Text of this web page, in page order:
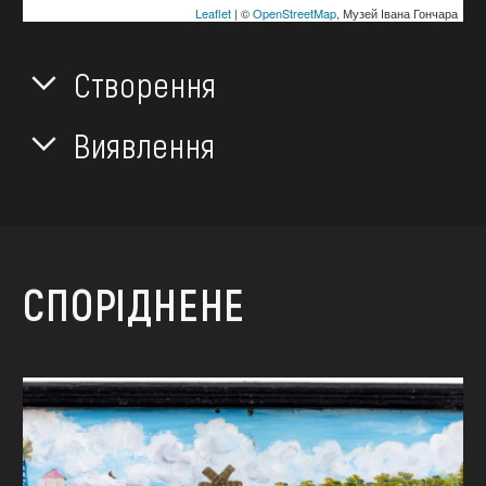
Leaflet| ©OpenStreetMap, Музей Івана Гончара
Створення
Виявлення
СПОРІДНЕНЕ